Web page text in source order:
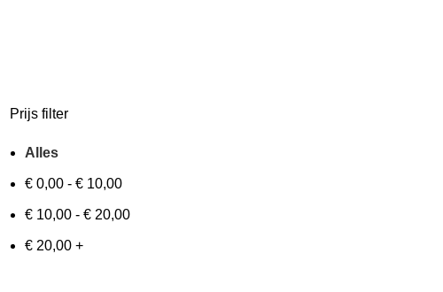
Prijs filter
Alles
€ 0,00 - € 10,00
€ 10,00 - € 20,00
€ 20,00 +